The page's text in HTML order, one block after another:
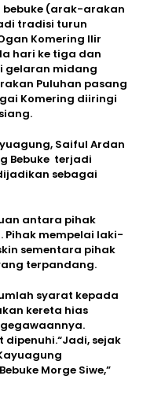
bebuke (arak-arakan
tradisi turun
Komering Ilir
hari ke tiga dan
gelaran midang
Puluhan pasang
Komering diiringi
Saiful Ardan
Bebuke terjadi
sebagai
antara pihak
Pihak mempelai laki-
sementara pihak
terpandang.
syarat kepada
kereta hias
sejak
Morge Siwe,”